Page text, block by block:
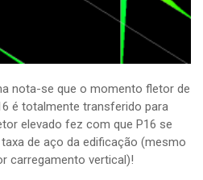
nota-se que o momento fletor de
é totalmente transferido para
elevado fez com que P16 se
de aço da edificação (mesmo
carregamento vertical)!